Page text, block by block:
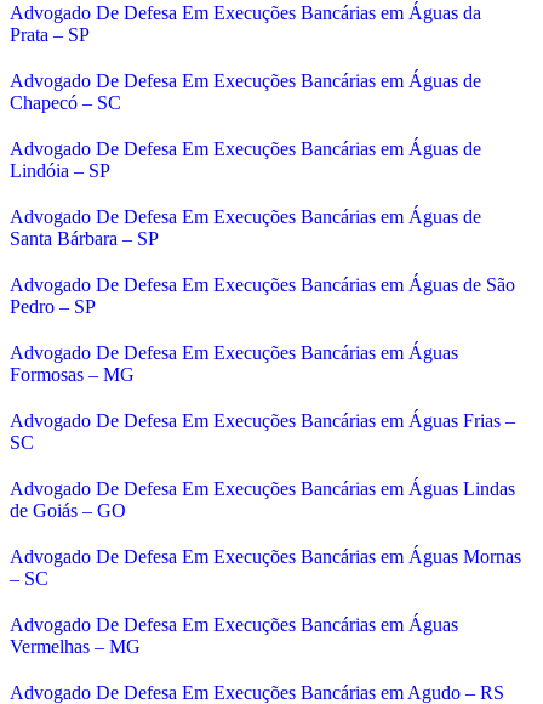
Advogado De Defesa Em Execuções Bancárias em Águas da
Prata – SP
Advogado De Defesa Em Execuções Bancárias em Águas de
Chapecó – SC
Advogado De Defesa Em Execuções Bancárias em Águas de
Lindóia – SP
Advogado De Defesa Em Execuções Bancárias em Águas de
Santa Bárbara – SP
Advogado De Defesa Em Execuções Bancárias em Águas de São
Pedro – SP
Advogado De Defesa Em Execuções Bancárias em Águas
Formosas – MG
Advogado De Defesa Em Execuções Bancárias em Águas Frias –
SC
Advogado De Defesa Em Execuções Bancárias em Águas Lindas
de Goiás – GO
Advogado De Defesa Em Execuções Bancárias em Águas Mornas
– SC
Advogado De Defesa Em Execuções Bancárias em Águas
Vermelhas – MG
Advogado De Defesa Em Execuções Bancárias em Agudo – RS